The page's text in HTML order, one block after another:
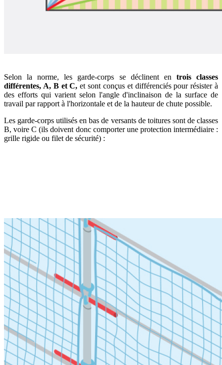
Selon la norme, les garde-corps se déclinent en trois classes
différentes, A, B et C,et sont conçus et différenciés pour résister à
des efforts qui varient selon l'angle d'inclinaison de la surface de
travail par rapport à l'horizontale et de la hauteur de chute possible.
Les garde-corps utilisés en bas de versants de toitures sont de classes
B, voire C (ils doivent donc comporter une protection intermédiaire :
grille rigide ou filet de sécurité) :